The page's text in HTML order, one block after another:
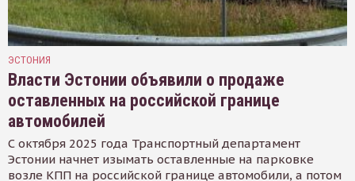
ЭСТОНИЯ
Власти Эстонии объявили о продаже
оставленных на российской границе
автомобилей
С октября 2025 года Транспортный департамент
Эстонии начнет изымать оставленные на парковке
возле КПП на российской границе автомобили, а потом